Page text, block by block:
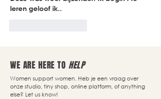
leren geloof ik..
WE ARE HERE TO HELP
Women support women. Heb je een vraag over
onze studio, tiny shop, online platform, of anything
else? Let us know!